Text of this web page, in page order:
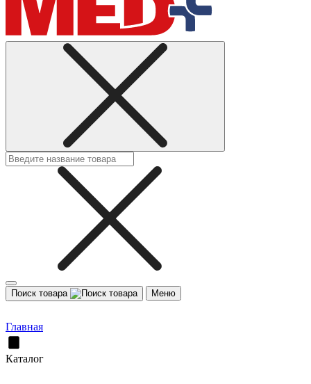
Поиск товара Меню
Главная
Каталог